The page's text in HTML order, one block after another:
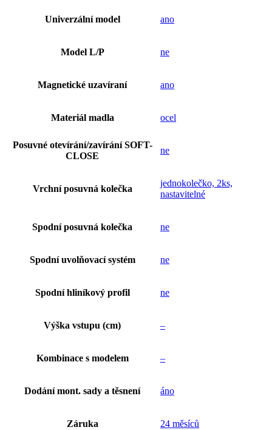
Univerzální model ano
Model L/P ne
Magnetické uzavíraní ano
Materiál madla ocel
Posuvné otevírání/zavírání SOFT-
CLOSE
ne
Vrchní posuvná kolečka
jednokolečko, 2ks,
nastavitelné
Spodní posuvná kolečka ne
Spodní uvolňovací systém ne
Spodní hliníkový profil ne
Výška vstupu (cm) –
Kombinace s modelem –
Dodání mont. sady a těsnení áno
Záruka 24 měsíců